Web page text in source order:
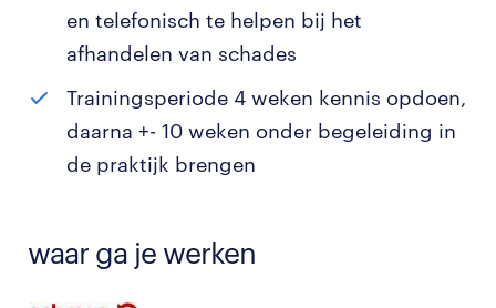
en telefonisch te helpen bij het
afhandelen van schades
Trainingsperiode 4 weken kennis opdoen,
daarna +- 10 weken onder begeleiding in
de praktijk brengen
waar ga je werken